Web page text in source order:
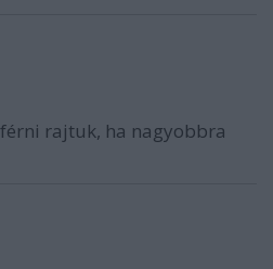
rajtuk, ha nagyobbra